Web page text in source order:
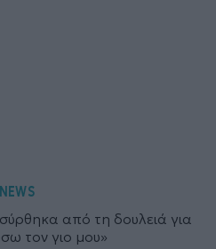
NEWS
από τη δουλειά για
τον γιο μου»